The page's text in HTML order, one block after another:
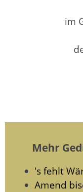
im
Mehr
's fehlt
Amend